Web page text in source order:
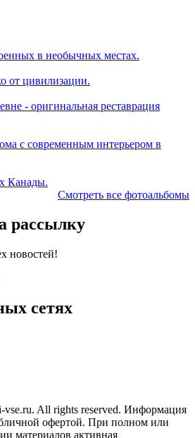
в необычных местах.
от цивилизации.
- оригинальная реставрация
с современным интерьером в
Канады.
Смотреть все фотоальбомы
рассылку
новостей!
сетях
All rights reserved. Информация
офертой. При полном или
материалов активная